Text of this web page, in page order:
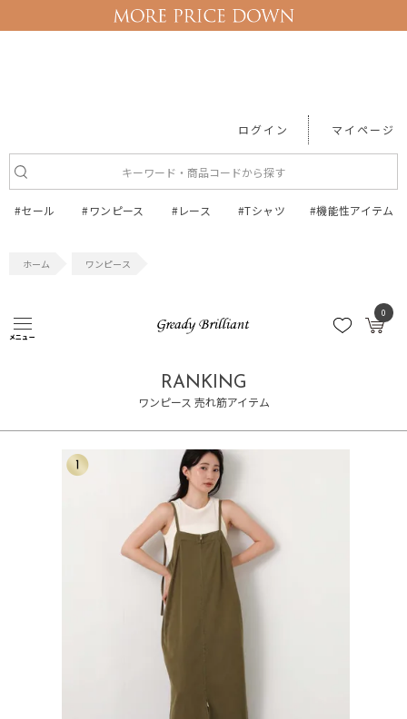
メニュー
0
ログイン マイページ
#セール #ワンピース #レース #Tシャツ #機能性アイテム
ワンピース
RANKING
ワンピース 売れ筋アイテム